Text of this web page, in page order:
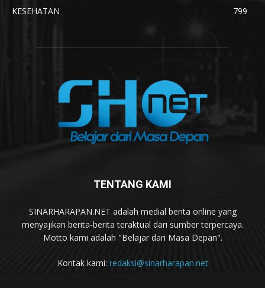
KESEHATAN
799
TENTANG KAMI
SINARHARAPAN.NET adalah medial berita online yang
menyajikan berita-berita teraktual dari sumber terpercaya.
Motto kami adalah "Belajar dari Masa Depan".
Kontak kami: redaksi@sinarharapan.net